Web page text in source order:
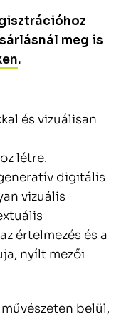
meg is
.
és vizuálisan
létre.
digitális
vizuális
értelmezés és a
nyílt mezői
belül,